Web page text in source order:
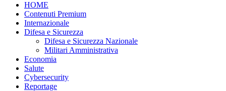
HOME
Contenuti Premium
Internazionale
Difesa e Sicurezza
Difesa e Sicurezza Nazionale
Militari Amministrativa
Economia
Salute
Cybersecurity
Reportage